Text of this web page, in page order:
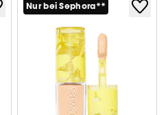
Nur bei Sephora**